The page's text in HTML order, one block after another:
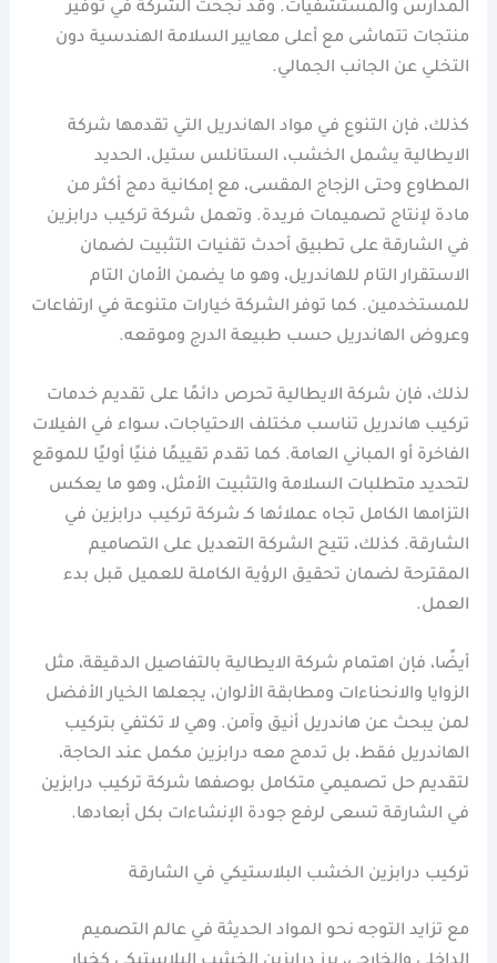
المدارس والمستشفيات. وقد نجحت الشركة في توفير
منتجات تتماشى مع أعلى معايير السلامة الهندسية دون
التخلي عن الجانب الجمالي.
كذلك، فإن التنوع في مواد الهاندريل التي تقدمها شركة
الايطالية يشمل الخشب، الستانلس ستيل، الحديد
المطاوع وحتى الزجاج المقسى، مع إمكانية دمج أكثر من
مادة لإنتاج تصميمات فريدة. وتعمل شركة تركيب درابزين
في الشارقة على تطبيق أحدث تقنيات التثبيت لضمان
الاستقرار التام للهاندريل، وهو ما يضمن الأمان التام
للمستخدمين. كما توفر الشركة خيارات متنوعة في ارتفاعات
وعروض الهاندريل حسب طبيعة الدرج وموقعه.
لذلك، فإن شركة الايطالية تحرص دائمًا على تقديم خدمات
تركيب هاندريل تناسب مختلف الاحتياجات، سواء في الفيلات
الفاخرة أو المباني العامة. كما تقدم تقييمًا فنيًا أوليًا للموقع
لتحديد متطلبات السلامة والتثبيت الأمثل، وهو ما يعكس
التزامها الكامل تجاه عملائها كـ شركة تركيب درابزين في
الشارقة. كذلك، تتيح الشركة التعديل على التصاميم
المقترحة لضمان تحقيق الرؤية الكاملة للعميل قبل بدء
العمل.
أيضًا، فإن اهتمام شركة الايطالية بالتفاصيل الدقيقة، مثل
الزوايا والانحناءات ومطابقة الألوان، يجعلها الخيار الأفضل
لمن يبحث عن هاندريل أنيق وآمن. وهي لا تكتفي بتركيب
الهاندريل فقط، بل تدمج معه درابزين مكمل عند الحاجة،
لتقديم حل تصميمي متكامل بوصفها شركة تركيب درابزين
في الشارقة تسعى لرفع جودة الإنشاءات بكل أبعادها.
تركيب درابزين الخشب البلاستيكي في الشارقة
مع تزايد التوجه نحو المواد الحديثة في عالم التصميم